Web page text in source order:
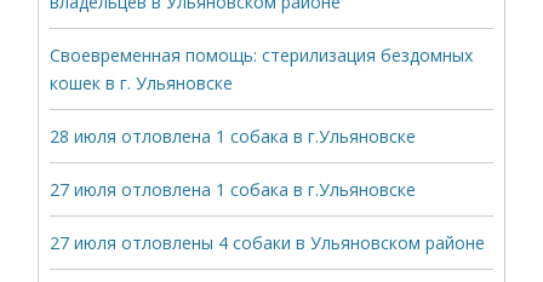
Своевременная помощь: стерилизация бездомных
кошек в г. Ульяновске
28 июля отловлена 1 собака в г.Ульяновске
27 июля отловлена 1 собака в г.Ульяновске
27 июля отловлены 4 собаки в Ульяновском районе